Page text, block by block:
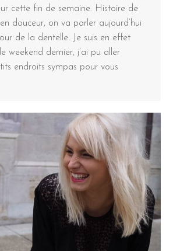
cette fin de semaine. Histoire de
douceur, on va parler aujourd’hui
de la dentelle. Je suis en effet
weekend dernier, j’ai pu aller
endroits sympas pour vous